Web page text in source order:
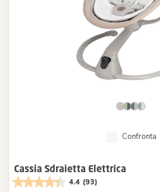
Confronta
Cassia Sdraietta Elettrica
4.4 (93)